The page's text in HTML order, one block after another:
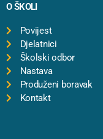
O ŠKOLI
Povijest
Djelatnici
Školski odbor
Nastava
Produženi boravak
Kontakt